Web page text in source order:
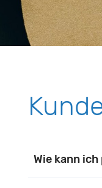
Wie kann